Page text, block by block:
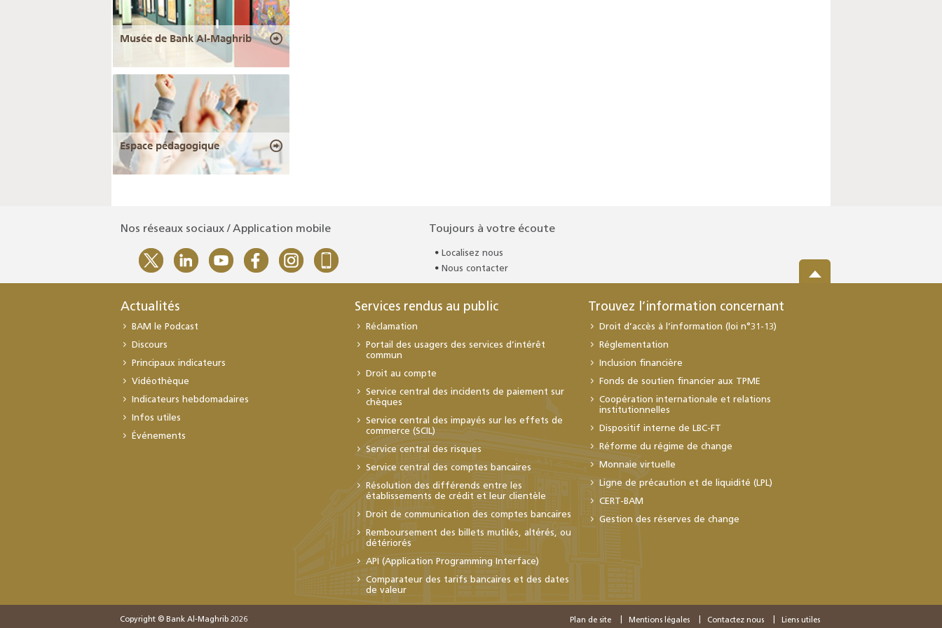
Musée de Bank Al-Maghrib
Espace pédagogique
Nos réseaux sociaux / Application mobile Toujours à votre écoute
Localisez nous
Nous contacter
Actualités
BAM le Podcast
Discours
Principaux indicateurs
Vidéothèque
Indicateurs hebdomadaires
Infos utiles
Événements
Services rendus au public
Réclamation
Portail des usagers des services d’intérêt
commun
Droit au compte
Service central des incidents de paiement sur
chèques
Service central des impayés sur les effets de
commerce (SCIL)
Service central des risques
Service central des comptes bancaires
Résolution des différends entre les
établissements de crédit et leur clientèle
Droit de communication des comptes bancaires
Remboursement des billets mutilés, altérés, ou
détériorés
API (Application Programming Interface)
Comparateur des tarifs bancaires et des dates
de valeur
Trouvez l’information concernant
Droit d’accès à l’information (loi n°31-13)
Réglementation
Inclusion financière
Fonds de soutien financier aux TPME
Coopération internationale et relations
institutionnelles
Dispositif interne de LBC-FT
Réforme du régime de change
Monnaie virtuelle
Ligne de précaution et de liquidité (LPL)
CERT-BAM
Gestion des réserves de change
Copyright © Bank Al-Maghrib 2026 Plan de site Mentions légales Contactez nous Liens utiles